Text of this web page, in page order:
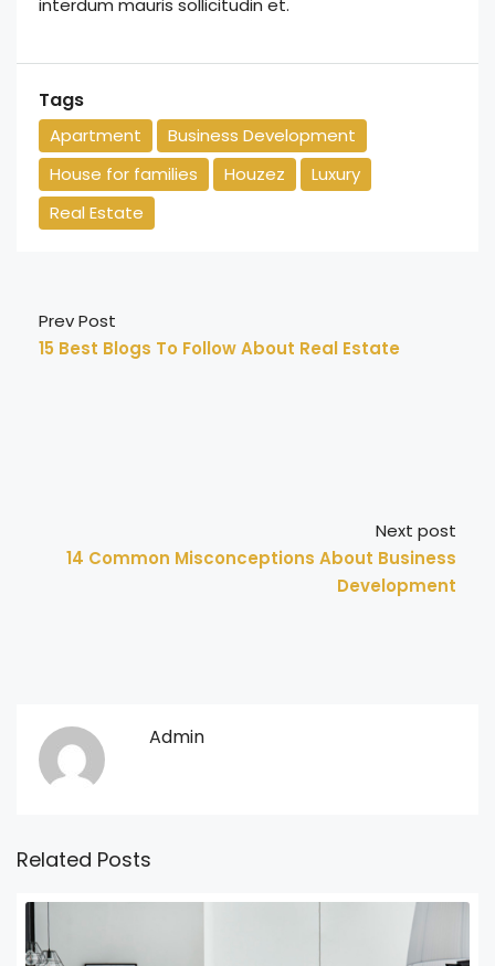
interdum mauris sollicitudin et.
Tags
Apartment
Business Development
House for families
Houzez
Luxury
Real Estate
Prev Post
15 Best Blogs To Follow About Real Estate
Next post
14 Common Misconceptions About Business
Development
Admin
Related Posts